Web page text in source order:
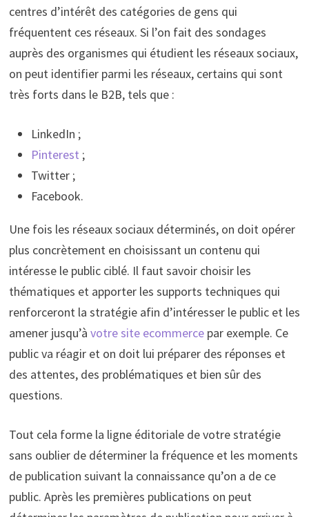
centres d’intérêt des catégories de gens qui
fréquentent ces réseaux. Si l’on fait des sondages
auprès des organismes qui étudient les réseaux sociaux,
on peut identifier parmi les réseaux, certains qui sont
très forts dans le B2B, tels que :
LinkedIn ;
Pinterest ;
Twitter ;
Facebook.
Une fois les réseaux sociaux déterminés, on doit opérer
plus concrètement en choisissant un contenu qui
intéresse le public ciblé. Il faut savoir choisir les
thématiques et apporter les supports techniques qui
renforceront la stratégie afin d’intéresser le public et les
amener jusqu’à votre site ecommercepar exemple. Ce
public va réagir et on doit lui préparer des réponses et
des attentes, des problématiques et bien sûr des
questions.
Tout cela forme la ligne éditoriale de votre stratégie
sans oublier de déterminer la fréquence et les moments
de publication suivant la connaissance qu’on a de ce
public. Après les premières publications on peut